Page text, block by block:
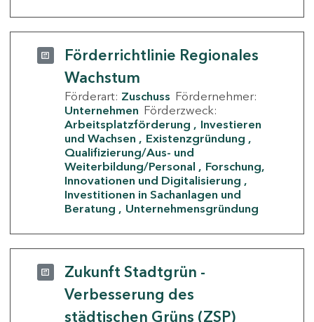
Förderrichtlinie Regionales
Wachstum
Förderart: Zuschuss Fördernehmer:
Unternehmen Förderzweck:
Arbeitsplatzförderung
Investieren
und Wachsen
Existenzgründung
Qualifizierung/Aus- und
Weiterbildung/Personal
Forschung,
Innovationen und Digitalisierung
Investitionen in Sachanlagen und
Beratung
Unternehmensgründung
Zukunft Stadtgrün -
Verbesserung des
städtischen Grüns (ZSP)